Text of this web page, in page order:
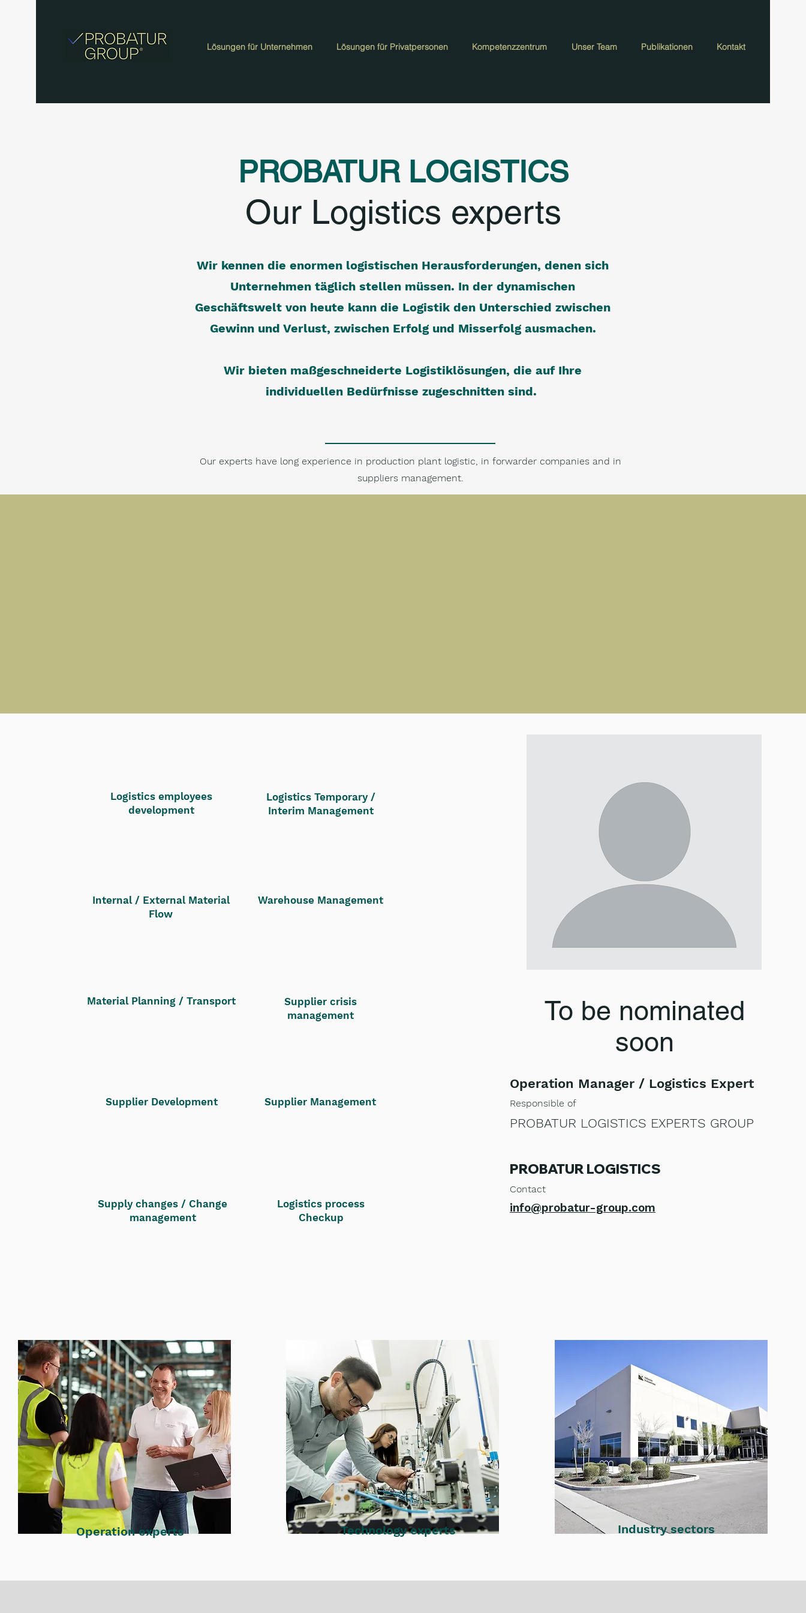
Lösungen für Unternehmen Lösungen für Privatpersonen Kompetenzzentrum Unser Team Publikationen Kontakt
PROBATUR LOGISTICS
Our Logistics experts
Wir kennen die enormen logistischen Herausforderungen, denen sich
Unternehmen täglich stellen müssen. In der dynamischen
Geschäftswelt von heute kann die Logistik den Unterschied zwischen
Gewinn und Verlust, zwischen Erfolg und Misserfolg ausmachen.
Wir bieten maßgeschneiderte Logistiklösungen, die auf Ihre
individuellen Bedürfnisse zugeschnitten sind.
Our experts have long experience in production plant logistic, in forwarder companies and in
suppliers management.
Logistics employees
development
Logistics Temporary /
Interim Management
Internal / External Material
Flow
Warehouse Management
Material Planning / Transport
Supplier crisis
management
Supplier Development Supplier Management
Supply changes / Change
management
Logistics process
Checkup
To be nominated
soon
Operation Manager / Logistics Expert
Responsible of
PROBATUR LOGISTICS EXPERTS GROUP
PROBATUR LOGISTICS
Contact
info@probatur-group.com
Operation experts Technology experts Industry sectors